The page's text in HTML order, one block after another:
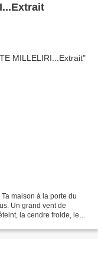
maison à la porte du
Un grand vent de
la cendre froide, le